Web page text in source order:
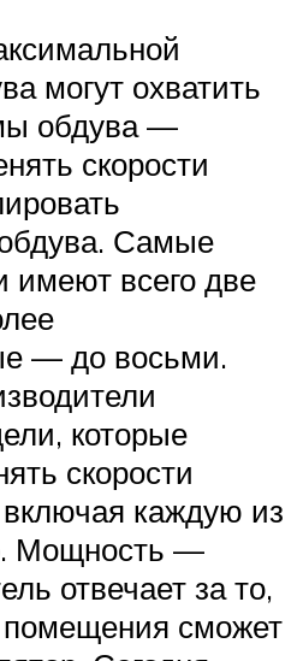
могут охватить
обдува —
скорости
Самые
имеют всего две
— до восьми.
которые
скорости
каждую из
Мощность —
отвечает за то,
сможет